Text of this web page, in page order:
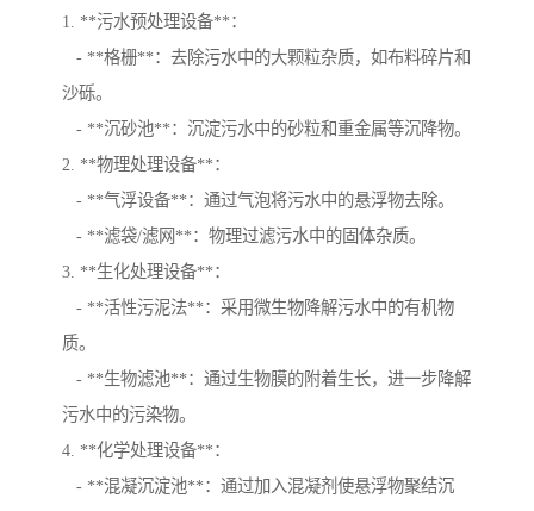
1. **污水预处理设备**：
- **格栅**：去除污水中的大颗粒杂质，如布料碎片和
沙砾。
- **沉砂池**：沉淀污水中的砂粒和重金属等沉降物。
2. **物理处理设备**：
- **气浮设备**：通过气泡将污水中的悬浮物去除。
- **滤袋/滤网**：物理过滤污水中的固体杂质。
3. **生化处理设备**：
- **活性污泥法**：采用微生物降解污水中的有机物
质。
- **生物滤池**：通过生物膜的附着生长，进一步降解
污水中的污染物。
4. **化学处理设备**：
- **混凝沉淀池**：通过加入混凝剂使悬浮物聚结沉